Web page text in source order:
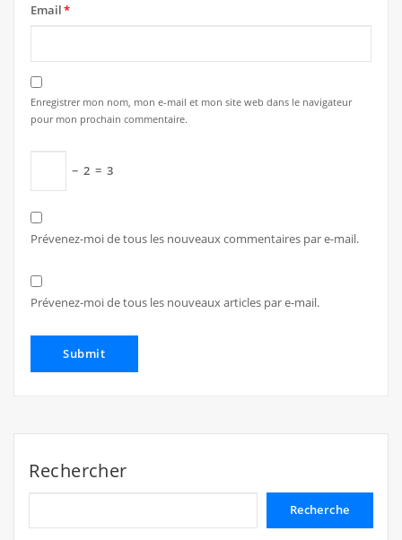
Email*
Enregistrer mon nom, mon e-mail et mon site web dans le navigateur
pour mon prochain commentaire.
− 2 = 3
Prévenez-moi de tous les nouveaux commentaires par e-mail.
Prévenez-moi de tous les nouveaux articles par e-mail.
Rechercher
Recherche